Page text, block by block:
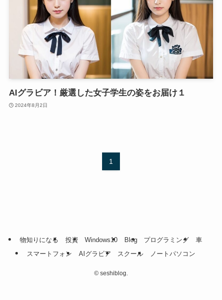
AIグラビア！厳選した女子学生の姿をお届け１
2024年8月2日
1
物知りになる 投資 Windows10 Blog プログラミング
車
スマートフォン
AIグラビア スクール ノートパソコン
© seshiblog.